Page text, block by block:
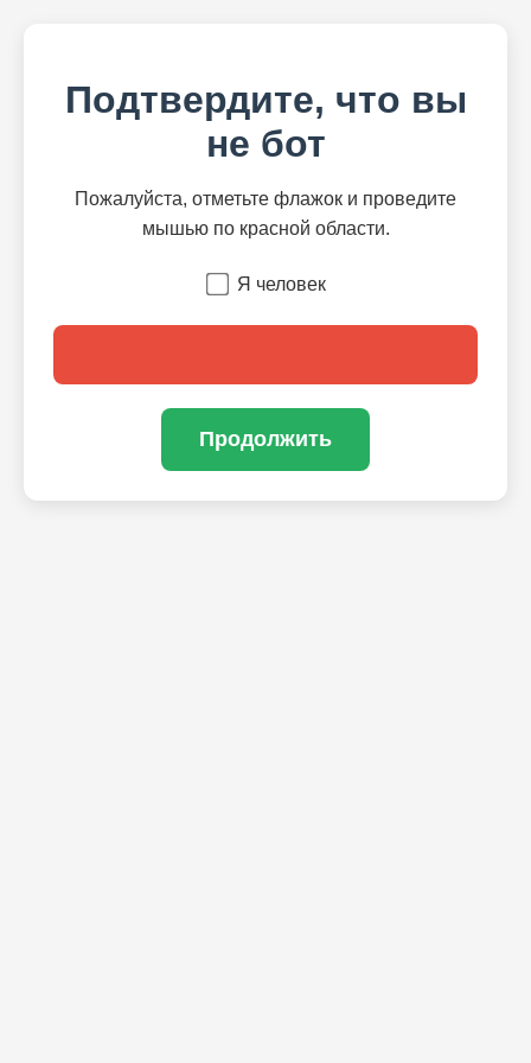
Подтвердите, что вы
не бот
Пожалуйста, отметьте флажок и проведите
мышью по красной области.
Я человек
Продолжить